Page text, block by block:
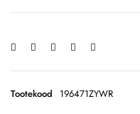
Tootekood 196471ZYWR